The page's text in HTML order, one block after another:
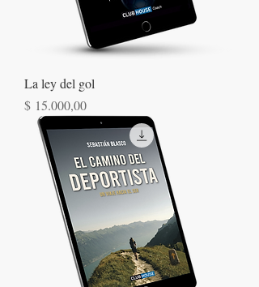
La ley del gol
Precio
$ 15.000,00